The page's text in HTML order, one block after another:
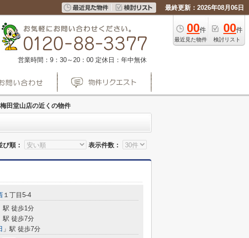
最終更新：2026年08月06日
00件
最近見た物件
00件
検討リスト
営業時間：9：30～20：00 定休日：年中無休
田堂山店の近くの物件
び順：
表示件数：
１丁目5-4
駅 徒歩1分
駅 徒歩7分
」駅 徒歩7分